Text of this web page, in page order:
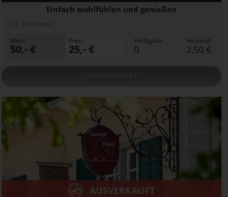
Einfach wohlfühlen und genießen
Wert:
50,- €
Preis:
25,- €
Verfügbar:
0
Versand:
2,50 €
AUSVERKAUFT